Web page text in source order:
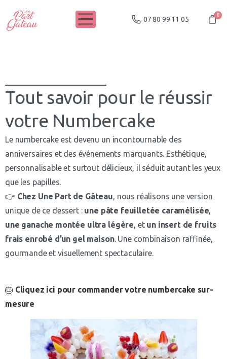
07 80 99 11 05 0
Tout savoir pour le réussir
votre Numbercake
Le numbercake est devenu un incontournable des
anniversaires et des événements marquants. Esthétique,
personnalisable et surtout délicieux, il séduit autant les yeux
que les papilles.
👉 Chez Une Part de Gâteau, nous réalisons une version
unique de ce dessert : une pâte feuilletée caramélisée,
une ganache montée ultra légère, et un insert de fruits
frais enrobé d’un gel maison. Une combinaison raffinée,
gourmande et visuellement spectaculaire.
🎂 Cliquez ici pour commander votre numbercake sur-
mesure